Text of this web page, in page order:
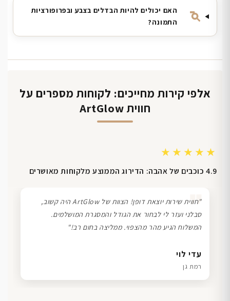
האם יכולים להיות הבדלים בצבע ובפרופורציות
התמונה?
אלפי קירות מחייכים: לקוחות מספרים על
חווית ArtGlow
★★★★★
4.9 כוכבים של אהבה: הדירוג הממוצע מלקוחות מאושרים
שרון כהן
תל אביב
❞
"חווית שירות יוצאת דופן! הצוות של ArtGlow היה קשוב,
סבלני ועזר לי לבחור את הגודל והמסגרת המושלמים.
המשלוח הגיע מהר מהצפוי. ממליצה בחום רב!"
עדי לוי
רמת גן
דנה גל
חיפה
ליאת ויוסי מ.
הוד השרון